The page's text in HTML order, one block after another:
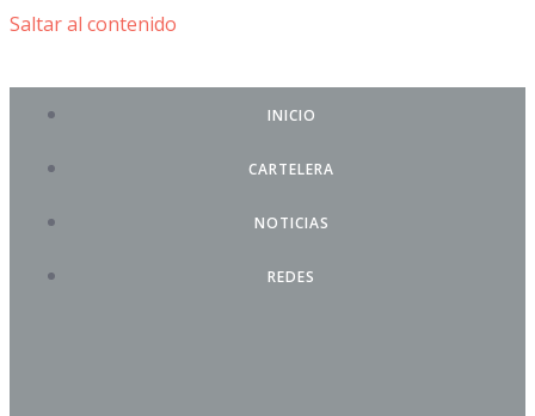
Saltar al contenido
INICIO
CARTELERA
NOTICIAS
REDES